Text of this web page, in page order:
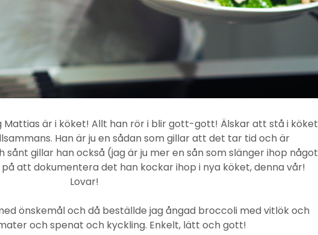
Mattias är i köket! Allt han rör i blir gott-gott! Älskar att stå i köket
Han är ju en sådan som gillar att det tar tid och är
gillar han också (jag är ju mer en sån som slänger ihop något
att dokumentera det han kockar ihop i nya köket, denna vår!
Lovar!
önskemål och då beställde jag ångad broccoli med vitlök och
och spenat och kyckling. Enkelt, lätt och gott!